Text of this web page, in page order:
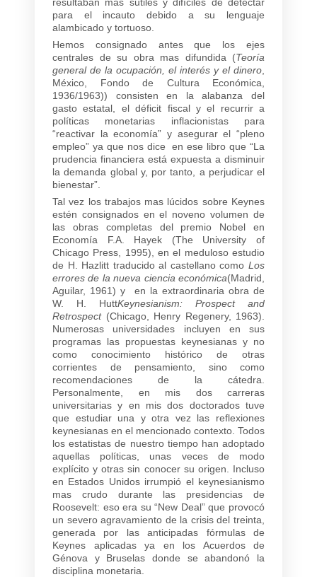
para el incauto debido a su lenguaje
alambicado y tortuoso.
Hemos consignado antes que los ejes
centrales de su obra mas difundida (Teoría
general de la ocupación, el interés y el dinero
México, Fondo de Cultura Económica,
1936/1963)) consisten en la alabanza del
gasto estatal, el déficit fiscal y el recurrir a
políticas monetarias inflacionistas para
“reactivar la economía” y asegurar el “pleno
empleo” ya que nos dice en ese libro que “La
prudencia financiera está expuesta a disminuir
la demanda global y, por tanto, a perjudicar el
bienestar”.
Tal vez los trabajos mas lúcidos sobre Keynes
estén consignados en el noveno volumen de
las obras completas del premio Nobel en
Economía F.A. Hayek (The University of
Chicago Press, 1995), en el meduloso estudio
de H. Hazlitt traducido al castellano como Los
errores de la nueva ciencia económica(Madrid,
Aguilar, 1961) y en la extraordinaria obra de
W. H. HuttKeynesianism: Prospect and
Retrospect (Chicago, Henry Regenery, 1963).
Numerosas universidades incluyen en sus
programas las propuestas keynesianas y no
como conocimiento histórico de otras
corrientes de pensamiento, sino como
recomendaciones de la cátedra.
Personalmente, en mis dos carreras
universitarias y en mis dos doctorados tuve
que estudiar una y otra vez las reflexiones
keynesianas en el mencionado contexto. Todos
los estatistas de nuestro tiempo han adoptado
aquellas políticas, unas veces de modo
explícito y otras sin conocer su origen. Incluso
en Estados Unidos irrumpió el keynesianismo
mas crudo durante las presidencias de
Roosevelt: eso era su “New Deal” que provocó
un severo agravamiento de la crisis del treinta,
generada por las anticipadas fórmulas de
Keynes aplicadas ya en los Acuerdos de
Génova y Bruselas donde se abandonó la
disciplina monetaria.